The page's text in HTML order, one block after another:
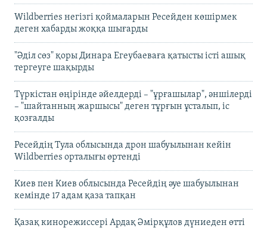
Wildberries негізгі қоймаларын Ресейден көшірмек
деген хабарды жоққа шығарды
"Әділ сөз" қоры Динара Егеубаеваға қатысты істі ашық
тергеуге шақырды
Түркістан өңірінде әйелдерді – "ұрғашылар", әншілерді
– "шайтанның жаршысы" деген тұрғын ұсталып, іс
қозғалды
Ресейдің Тула облысында дрон шабуылынан кейін
Wildberries орталығы өртенді
Киев пен Киев облысында Ресейдің әуе шабуылынан
кемінде 17 адам қаза тапқан
Қазақ кинорежиссері Ардақ Әмірқұлов дүниеден өтті